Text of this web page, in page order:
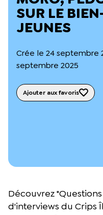
Notre documentation
Podcast 🎙️
Webinaires
L’équipe du Crips
Rapports d’activité et
Projets réalisés avec
SUR LE
JEUNES
Crée le 24 septembre
septembre 2025
Ajouter aux favoris
Découvrez
d'interviews du Crips